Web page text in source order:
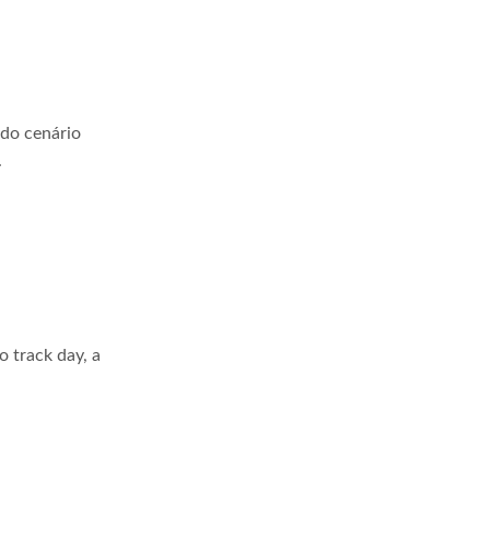
cenário
track day, a